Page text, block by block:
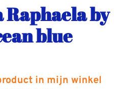
Raphaela by
blue
in mijn winkel